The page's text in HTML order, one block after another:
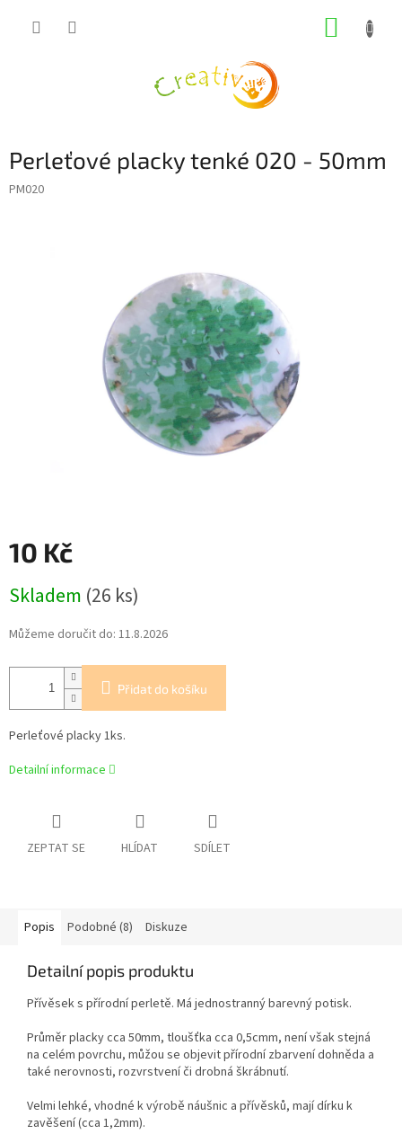
Perleťové placky tenké 020 - 50mm
PM020
10 Kč
cena:
Skladem (26 ks)
Můžeme doručit do: 11.8.2026
Přidat do košíku
Perleťové placky 1ks.
Detailní informace
ZEPTAT SE HLÍDAT SDÍLET
Popis Podobné (8) Diskuze
Detailní popis produktu
Přívěsek s přírodní perletě. Má jednostranný barevný potisk.
Průměr placky cca 50mm, tloušťka cca 0,5cmm, není však stejná
na celém povrchu, můžou se objevit přírodní zbarvení dohněda a
také nerovnosti, rozvrstvení či drobná škrábnutí.
Velmi lehké, vhodné k výrobě náušnic a přívěsků, mají dírku k
zavěšení (cca 1,2mm).